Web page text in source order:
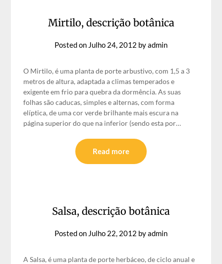
Mirtilo, descrição botânica
Posted on Julho 24, 2012 byadmin
O Mirtilo, é uma planta de porte arbustivo, com 1,5 a 3
metros de altura, adaptada a climas temperados e
exigente em frio para quebra da dormência. As suas
folhas são caducas, simples e alternas, com forma
elíptica, de uma cor verde brilhante mais escura na
página superior do que na inferior (sendo esta por…
Read more
Salsa, descrição botânica
Posted on Julho 22, 2012 byadmin
A Salsa, é uma planta de porte herbáceo, de ciclo anual e